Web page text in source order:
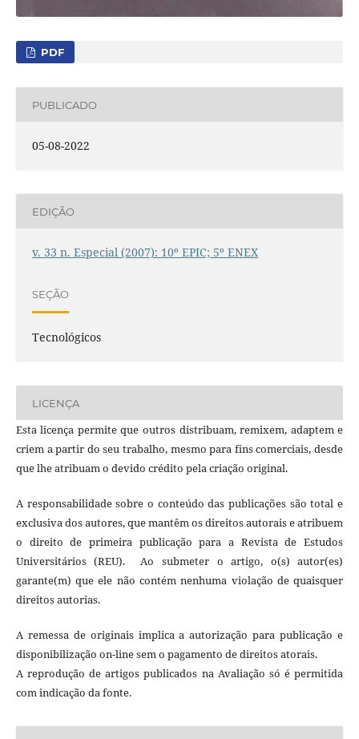
PDF
PUBLICADO
05-08-2022
EDIÇÃO
v. 33 n. Especial (2007): 10º EPIC; 5º ENEX
SEÇÃO
Tecnológicos
LICENÇA
Esta licença permite que outros distribuam, remixem, adaptem e
criem a partir do seu trabalho, mesmo para fins comerciais, desde
que lhe atribuam o devido crédito pela criação original.
A responsabilidade sobre o conteúdo das publicações são total e
exclusiva dos autores, que mantêm os direitos autorais e atribuem
o direito de primeira publicação para a Revista de Estudos
Universitários (REU). Ao submeter o artigo, o(s) autor(es)
garante(m) que ele não contém nenhuma violação de quaisquer
direitos autorias.
A remessa de originais implica a autorização para publicação e
disponibilização on-line sem o pagamento de direitos atorais.
A reprodução de artigos publicados na Avaliação só é permitida
com indicação da fonte.